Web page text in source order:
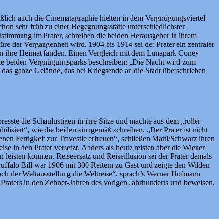
auch die Cinematagraphie hielten in dem Vergnügungsviertel
sehr früh zu einer Begegnungsstätte unterschiedlichster
im Prater, schreiben die beiden Herausgeber in ihrem
der Vergangenheit wird. 1904 bis 1914 sei der Prater ein zentraler
ihre Heimat fanden. Einen Vergleich mit dem Lunapark Coney
Vergnügungsparks beschreiben: „Die Nacht wird zum
ganze Gelände, das bei Kriegsende an die Stadt überschrieben
die Schaulustigen in ihre Sitze und machte aus dem „roller
wie die beiden sinngemäß schreiben. „Der Prater ist nicht
Fertigkeit zur Travestie erfreuen“, schließen Mattl/Schwarz ihren
in den Prater versetzt. Anders als heute reisten aber die Wiener
konnten. Reiseersatz und Reiseillusion sei der Prater damals
Bill war 1906 mit 300 Reitern zu Gast und zeigte den Wilden
der Weltausstellung die Weltreise“, sprach’s Werner Hofmann
in den Zehner-Jahren des vorigen Jahrhunderts und beweisen,